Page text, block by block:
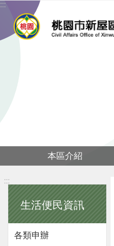
跳到主要內容區塊
:::
本區介紹
:::
生活便民資訊
各類申辦